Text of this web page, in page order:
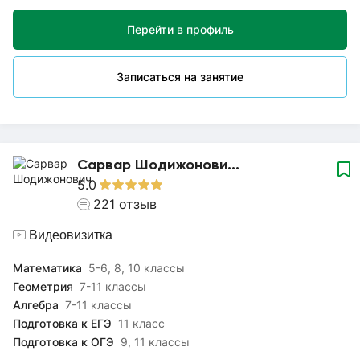
Перейти в профиль
Записаться на занятие
контрольным работам. В своей работе я уделяю особое
внимание доступности и наглядности в обучении.
Объясняю понятно и доступно, используя современные
методы преподавания и учитывая индивидуальные
Ежегодно прохожу повышения квалификации, чтобы быть в
курсе последних новшеств и находить подход к каждому
Сарвар Шодижонови...
5.0
221 отзыв
Видеовизитка
Математика 5-6, 8, 10 классы
Геометрия 7-11 классы
Алгебра 7-11 классы
Подготовка к ЕГЭ 11 класс
Подготовка к ОГЭ 9, 11 классы